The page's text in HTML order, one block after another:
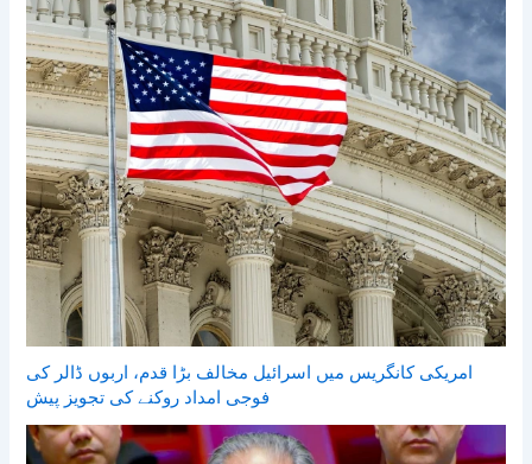
امریکی کانگریس میں اسرائیل مخالف بڑا قدم، اربوں ڈالر کی
فوجی امداد روکنے کی تجویز پیش